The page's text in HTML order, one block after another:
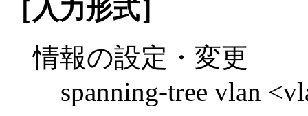
［入力形式］
情報の設定・変更
spanning-tree vlan